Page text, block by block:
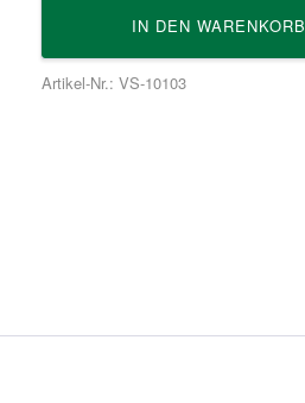
IN DEN WARENKORB
Artikel-Nr.: VS-10103